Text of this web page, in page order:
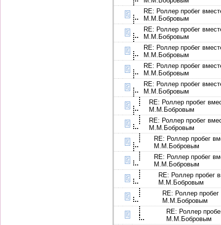
RE: Роллер пробег
М.М.Бобровым
RE: Роллер пробег
М.М.Бобровым
RE: Роллер пробег
М.М.Бобровым
RE: Роллер пробег
М.М.Бобровым
RE: Роллер пробег
М.М.Бобровым
RE: Роллер пробег
М.М.Бобровым
RE: Роллер пробег
М.М.Бобровым
RE: Роллер пробег
М.М.Бобровым
RE: Роллер пробег
М.М.Бобровым
RE: Роллер пробег
М.М.Бобровым
RE: Роллер
М.М.Бобровым
RE: Роллер
М.М.Бобровым